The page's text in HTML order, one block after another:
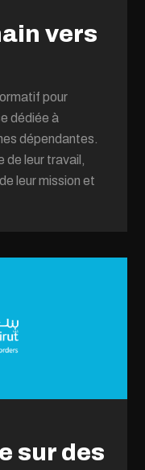
vers
pour
dédiée à
dépendantes.
de leur travail,
leur mission et
sur des